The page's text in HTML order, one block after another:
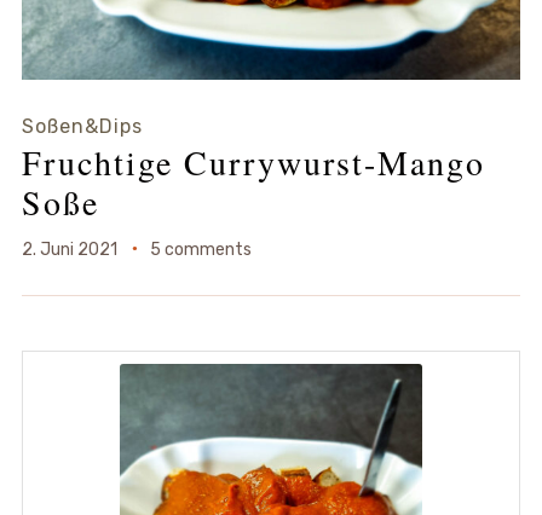
Soßen&Dips
Fruchtige Currywurst-Mango
Soße
2. Juni 2021 5 comments